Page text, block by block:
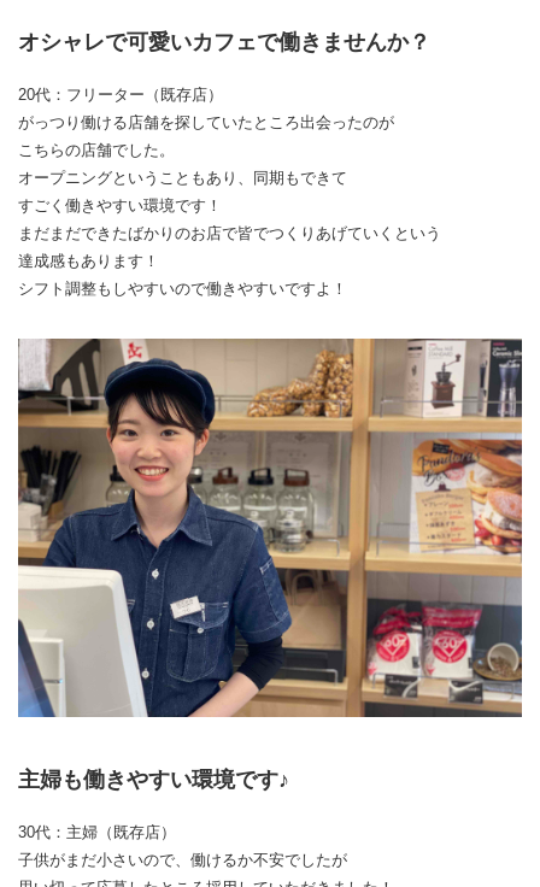
オシャレで可愛いカフェで働きませんか？
20代：フリーター（既存店）
がっつり働ける店舗を探していたところ出会ったのが
こちらの店舗でした。
オープニングということもあり、同期もできて
すごく働きやすい環境です！
まだまだできたばかりのお店で皆でつくりあげていくという
達成感もあります！
シフト調整もしやすいので働きやすいですよ！
主婦も働きやすい環境です♪
30代：主婦（既存店）
子供がまだ小さいので、働けるか不安でしたが